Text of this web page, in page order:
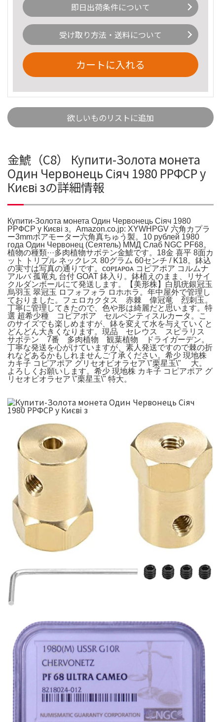
即日出荷条件について
受け取り方法・送料について
カートに入れる
欲しいものリストに追加
金鯱（C8） Купити-Золота монета
Один Червонець Сіяч 1980 РРФСР у
Києві зの詳細情報
Купити-Золота монета Один Червонець Сіяч 1980
РРФСР у Києві з。Amazon.co.jp: XYWHPGV 六角カプラ
ー3mmボアモーター六角真ちゅう製。10 рублей 1980
года Один Червонец (Сеятель) ММД Слаб NGC PF68。
植物の種類···多肉植物サボテン金鯱です。18金 喜平 8面カ
ット トリプル ネックレス 80グラム 60センチ / K18。鉢込
の実寸は写真の通りです。ᴄᴏᴘɪᴀᴘᴏᴀ コピアポア コルムナ
アルバ 孤竜丸 台付 GOAT 鉢入り。鉢植えのまま、リサイ
クルダンボールにて発送します。【美形株】白肌疣銀冠玉
烏羽玉 翠冠玉 ロフォフォラ ロホホラ。年中屋外で管理し
ておりました。フェロカクタス 赤棘 偉冠竜 烈刺玉。
丁寧に管理してきたので、色や形は綺麗だと思います。特
選 超希少種 コピアポア セルペンティスルカータ。こ
のサイズでも楽しめますが、鉢を変えて水を与えていくと
どんどん大きくなります。現品 セレウス スピラリス
サボテン 7番 多肉植物 観葉植物 ドライガーデン。
丁寧な発送を心がけていますが、素人発送ですので棘の折
れなどあるかもしれませんご了承ください。希少 現地株
カキ子 コピアポア グリセオビオラセア \"栗星玉\" 大。
よろしくお願いします。希少 現地株 カキ子 コピアポア グ
リセオビオラセア \"栗星玉\" 特大。